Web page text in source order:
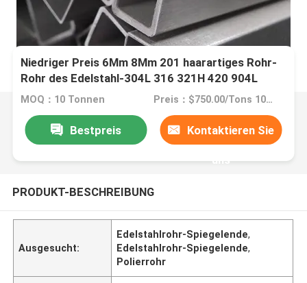
Niedriger Preis 6Mm 8Mm 201 haarartiges Rohr-
Rohr des Edelstahl-304L 316 321H 420 904L
MOQ：10 Tonnen Preis：$750.00/Tons 10-999 Tons
Bestpreis Kontaktieren Sie
uns
PRODUKT-BESCHREIBUNG
Ausgesucht:
Edelstahlrohr-Spiegelende,
Edelstahlrohr-Spiegelende,
Polierrohr